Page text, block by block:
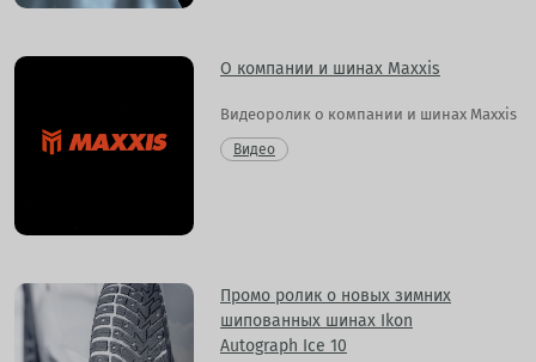
О компании и шинах Maxxis
Видеоролик о компании и шинах Maxxis
Видео
Промо ролик о новых зимних
шипованных шинах Ikon
Autograph Ice 10